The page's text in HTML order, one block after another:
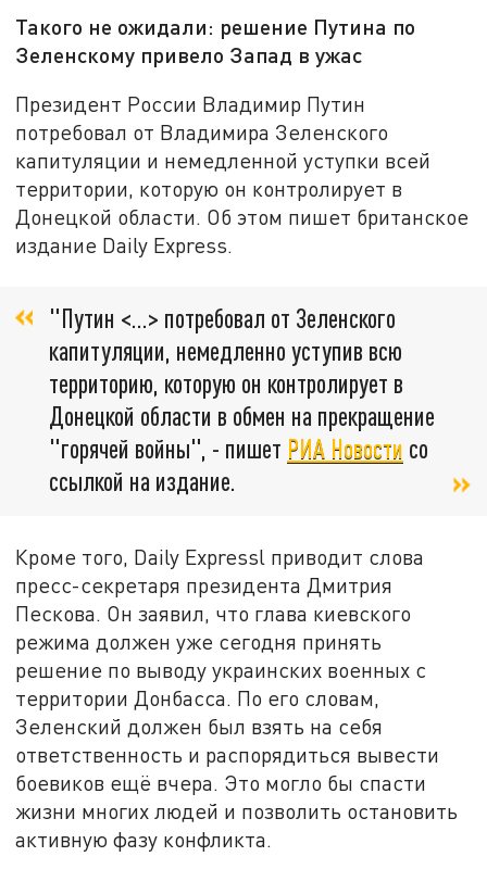
Такого не ожидали: решение Путина по
Зеленскому привело Запад в ужас
Президент России Владимир Путин
потребовал от Владимира Зеленского
капитуляции и немедленной уступки всей
территории, которую он контролирует в
Донецкой области. Об этом пишет британское
издание Daily Express.
"Путин <...> потребовал от Зеленского
капитуляции, немедленно уступив всю
территорию, которую он контролирует в
Донецкой области в обмен на прекращение
"горячей войны", - пишет РИА Новости со
ссылкой на издание.
Кроме того, Daily Expressl приводит слова
пресс-секретаря президента Дмитрия
Пескова. Он заявил, что глава киевского
режима должен уже сегодня принять
решение по выводу украинских военных с
территории Донбасса. По его словам,
Зеленский должен был взять на себя
ответственность и распорядиться вывести
боевиков ещё вчера. Это могло бы спасти
жизни многих людей и позволить остановить
активную фазу конфликта.